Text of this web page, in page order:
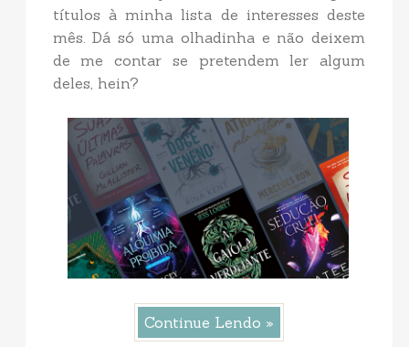
títulos à minha lista de interesses deste
mês. Dá só uma olhadinha e não deixem
de me contar se pretendem ler algum
deles, hein?
Continue Lendo »